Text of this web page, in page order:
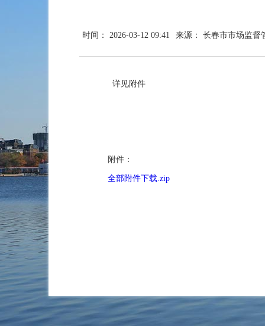
时间： 2026-03-12 09:41 来源： 长春市市场监督
详见附件
附件：
全部附件下载.zip